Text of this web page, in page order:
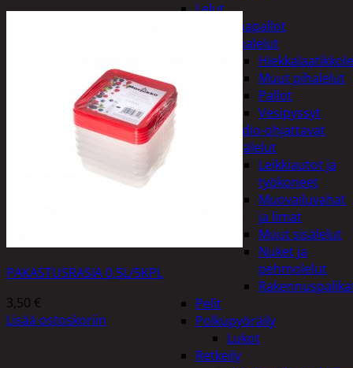
Lelut
Ilmapallot
Pihalelut
Muut pihalelut
Pallot
Vesipyssyt
Radio-ohjattavat
Sisälelut
Leikkiautot ja
työkoneet
Muovailuvahat
ja limat
Muut sisälelut
Nuket ja
pehmolelut
Pelit
Polkupyöräily
Lukot
Retkeily
PAKASTUSRASIA 0,5L/5KPL
3,50 €
Lisää ostoskoriin